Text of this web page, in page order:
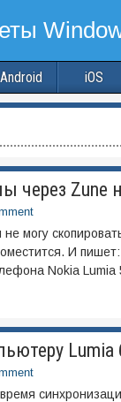
Android iOS
через Zune
могу
И
Nokia Lumia